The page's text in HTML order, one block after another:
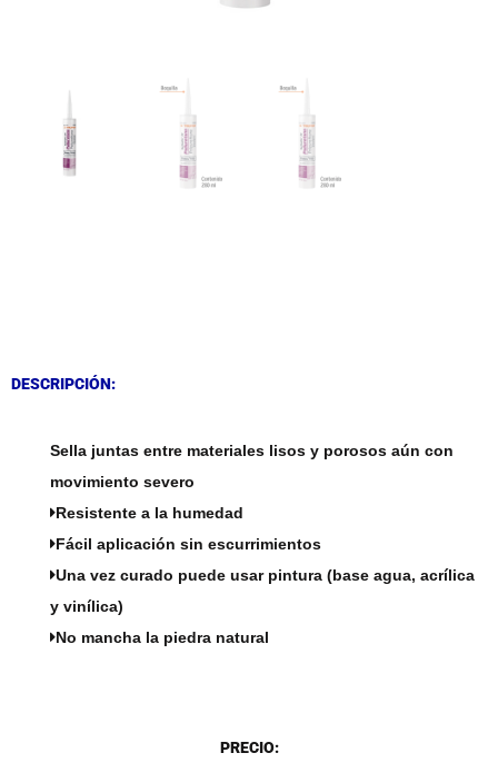
DESCRIPCIÓN:
Sella juntas entre materiales lisos y porosos aún con
movimiento severo
Resistente a la humedad
Fácil aplicación sin escurrimientos
Una vez curado puede usar pintura (base agua, acrílica
y vinílica)
No mancha la piedra natural
PRECIO: